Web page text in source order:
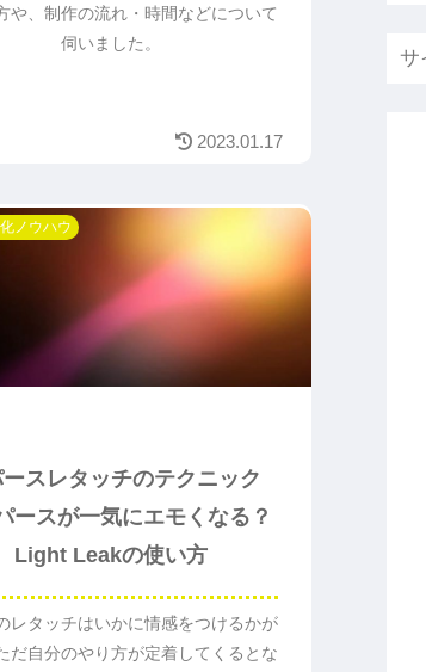
や、制作の流れ・時間などについて
伺いました。
2023.01.17
ノウハウ
ースレタッチのテクニック
ースが一気にエモくなる？
Light Leakの使い方
レタッチはいかに情感をつけるかが
だ自分のやり方が定着してくるとな